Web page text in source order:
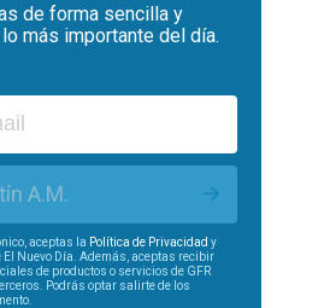
de forma sencilla y
más importante del día.
A.M.
aceptas la Política de Privacidad y
El Nuevo Día. Además, aceptas recibir
de productos o servicios de GFR
Podrás optar salirte de los